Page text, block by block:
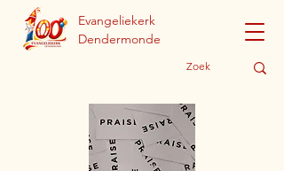
Evangeliekerk
Dendermonde